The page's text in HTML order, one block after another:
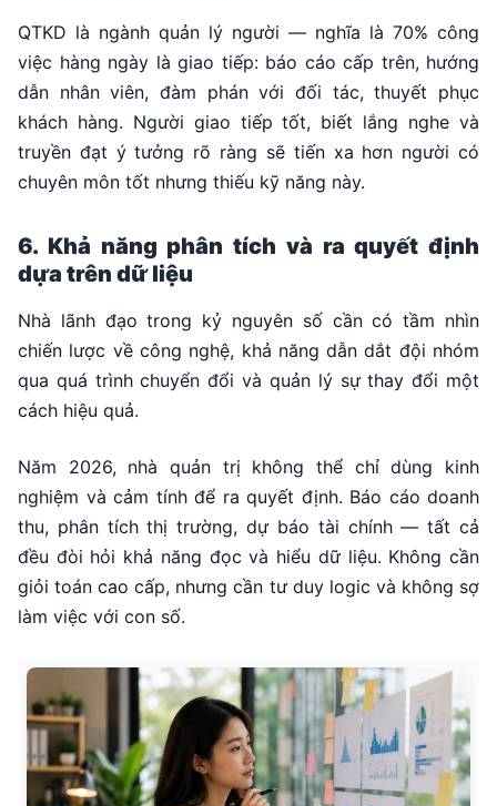
QTKD là ngành quản lý người — nghĩa là 70% công
việc hàng ngày là giao tiếp: báo cáo cấp trên, hướng
dẫn nhân viên, đàm phán với đối tác, thuyết phục
khách hàng. Người giao tiếp tốt, biết lắng nghe và
truyền đạt ý tưởng rõ ràng sẽ tiến xa hơn người có
chuyên môn tốt nhưng thiếu kỹ năng này.
6. Khả năng phân tích và ra quyết định
dựa trên dữ liệu
Nhà lãnh đạo trong kỷ nguyên số cần có tầm nhìn
chiến lược về công nghệ, khả năng dẫn dắt đội nhóm
qua quá trình chuyển đổi và quản lý sự thay đổi một
cách hiệu quả.
Năm 2026, nhà quản trị không thể chỉ dùng kinh
nghiệm và cảm tính để ra quyết định. Báo cáo doanh
thu, phân tích thị trường, dự báo tài chính — tất cả
đều đòi hỏi khả năng đọc và hiểu dữ liệu. Không cần
giỏi toán cao cấp, nhưng cần tư duy logic và không sợ
làm việc với con số.